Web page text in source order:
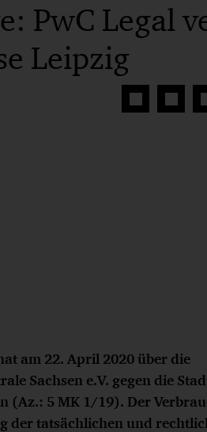
PwC Legal
Leipzig
Auf
Auf
am 22. April 2020 über die
Sachsen e.V. gegen die
(Az.: 5 MK 1/19). Der
der tatsächlichen und